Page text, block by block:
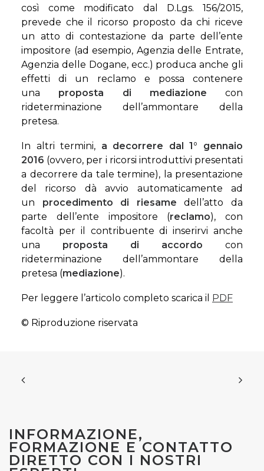
così come modificato dal D.Lgs. 156/2015,
prevede che il ricorso proposto da chi riceve
un atto di contestazione da parte dell’ente
impositore (ad esempio, Agenzia delle Entrate,
Agenzia delle Dogane, ecc.) produca anche gli
effetti di un reclamo e possa contenere
una proposta di mediazione con
rideterminazione dell’ammontare della
pretesa.
In altri termini, a decorrere dal 1° gennaio
2016 (ovvero, per i ricorsi introduttivi presentati
a decorrere da tale termine), la presentazione
del ricorso dà avvio automaticamente ad
un procedimento di riesame dell’atto da
parte dell’ente impositore (reclamo), con
facoltà per il contribuente di inserirvi anche
una proposta di accordo con
rideterminazione dell’ammontare della
pretesa (mediazione).
Per leggere l’articolo completo scarica il PDF
© Riproduzione riservata
INFORMAZIONE,
FORMAZIONE E CONTATTO
DIRETTO CON I NOSTRI